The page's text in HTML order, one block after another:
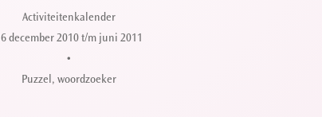
Activiteitenkalender
december 2010 t/m juni 2011
•
Puzzel, woordzoeker